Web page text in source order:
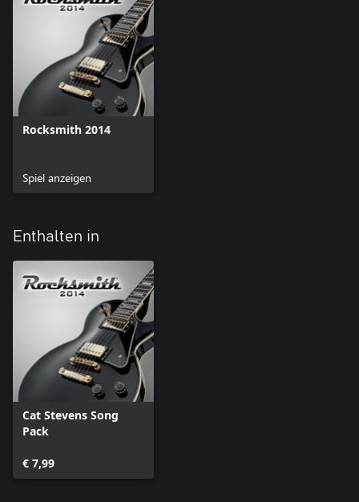
Rocksmith 2014
Spiel anzeigen
Enthalten in
Cat Stevens Song
Pack
€ 7,99